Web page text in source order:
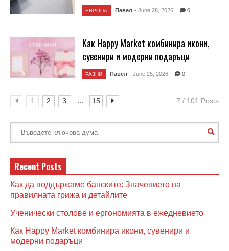
ЕВРОПА Павел - June 28, 2026 0
Как Happy Market комбинира икони,
сувенири и модерни подаръци
РАЗНИ Павел - June 25, 2026 0
1 2 3 15 7 / 101 Posts
Recent Posts
Как да поддържаме банските: Значението на
правилната грижа и детайлите
Ученически столове и ергономията в ежедневието
Как Happy Market комбинира икони, сувенири и
модерни подаръци